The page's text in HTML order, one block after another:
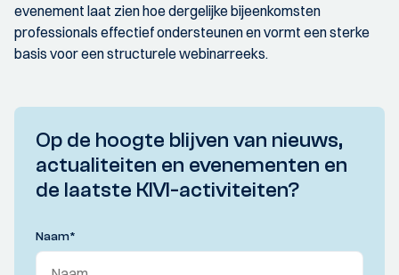
evenement laat zien hoe dergelijke bijeenkomsten
professionals effectief ondersteunen en vormt een sterke
basis voor een structurele webinarreeks.
Op de hoogte blijven van nieuws,
actualiteiten en evenementen en
de laatste KIVI-activiteiten?
Naam*